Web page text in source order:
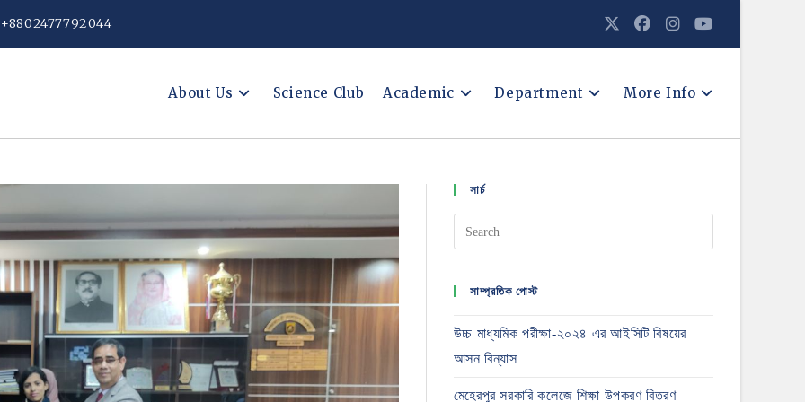
About Us Science Club Academic Department More Info
সার্চ
সাম্প্রতিক পোস্ট
উচ্চ মাধ্যমিক পরীক্ষা-২০২৪ এর আইসিটি বিষয়ের
আসন বিন্যাস
মেহেরপুর সরকারি কলেজে শিক্ষা উপকরণ বিতরণ